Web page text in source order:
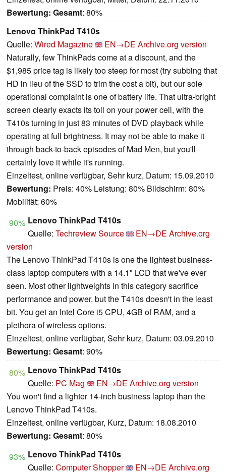
Bewertung: Gesamt: 80%
Lenovo ThinkPad T410s
Quelle: Wired Magazine EN→DE Archive.org version
Naturally, few ThinkPads come at a discount, and the
$1,985 price tag is likely too steep for most (try subbing that
HD in lieu of the SSD to trim the cost a bit), but our sole
operational complaint is one of battery life. That ultra-bright
screen clearly exacts its toll on your power cell, with the
T410s turning in just 83 minutes of DVD playback while
operating at full brightness. It may not be able to make it
through back-to-back episodes of Mad Men, but you'll
certainly love it while it's running.
Einzeltest, online verfügbar, Sehr kurz, Datum: 15.09.2010
Bewertung: Preis: 40% Leistung: 80% Bildschirm: 80%
Mobilität: 60%
90% Lenovo ThinkPad T410s
Quelle: Techreview Source EN→DE Archive.org
version
The Lenovo ThinkPad T410s is one the lightest business-
class laptop computers with a 14.1" LCD that we've ever
seen. Most other lightweights in this category sacrifice
performance and power, but the T410s doesn't in the least
bit. You get an Intel Core i5 CPU, 4GB of RAM, and a
plethora of wireless options.
Einzeltest, online verfügbar, Sehr kurz, Datum: 03.09.2010
Bewertung: Gesamt: 90%
80% Lenovo ThinkPad T410s
Quelle: PC Mag EN→DE Archive.org version
You won't find a lighter 14-inch business laptop than the
Lenovo ThinkPad T410s.
Einzeltest, online verfügbar, Kurz, Datum: 18.08.2010
Bewertung: Gesamt: 80%
93% Lenovo ThinkPad T410s
Quelle: Computer Shopper EN→DE Archive.org